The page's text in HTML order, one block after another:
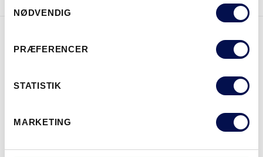
NØDVENDIG
PRÆFERENCER
STATISTIK
MARKETING